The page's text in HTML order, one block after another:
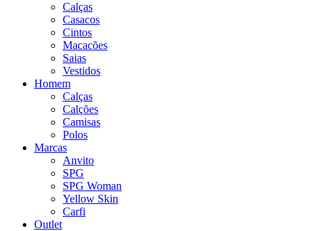
Calças
Casacos
Cintos
Macacões
Saias
Vestidos
Homem
Calças
Calções
Camisas
Polos
Marcas
Anvito
SPG
SPG Woman
Yellow Skin
Carfi
Outlet